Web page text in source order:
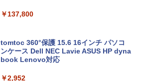
￥137,800
tomtoc 360°保護 15.6 16インチ パソコ
ンケース Dell NEC Lavie ASUS HP dyna
book Lenovo対応
￥2,952